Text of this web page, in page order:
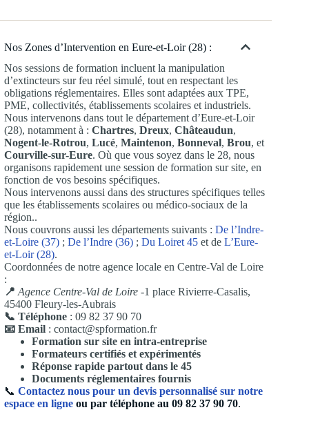
Nos Zones d’Intervention en Eure-et-Loir (28) :
Nos sessions de formation incluent la manipulation
d’extincteurs sur feu réel simulé, tout en respectant les
obligations réglementaires. Elles sont adaptées aux TPE,
PME, collectivités, établissements scolaires et industriels.
Nous intervenons dans tout le département d’Eure-et-Loir
(28), notamment à : Chartres, Dreux, Châteaudun,
Nogent-le-Rotrou, Lucé, Maintenon, Bonneval, Brou, et
Courville-sur-Eure. Où que vous soyez dans le 28, nous
organisons rapidement une session de formation sur site, en
fonction de vos besoins spécifiques.
Nous intervenons aussi dans des structures spécifiques telles
que les établissements scolaires ou médico-sociaux de la
région..
Nous couvrons aussi les départements suivants : De l’Indre-
et-Loire (37) ; De l’Indre (36) ; Du Loiret 45 et de L’Eure-
et-Loir (28).
Coordonnées de notre agence locale en Centre-Val de Loire
:
📍 Agence Centre-Val de Loire -1 place Rivierre-Casalis,
45400 Fleury-les-Aubrais
📞 Téléphone : 09 82 37 90 70
📧 Email : contact@spformation.fr
Formation sur site en intra-entreprise
Formateurs certifiés et expérimentés
Réponse rapide partout dans le 45
Documents réglementaires fournis
📞 Contactez nous pour un devis personnalisé sur notre
espace en ligne ou par téléphone au 09 82 37 90 70.